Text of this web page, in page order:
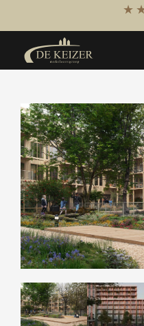
Koopaanbod
Bestaande bouw
Internationaal
Nieuwbouw
Bedrijfsaanbod
Huuraanbod
Bestaande bouw
Internationaal
Nieuwbouw
Bedrijfsaanbod